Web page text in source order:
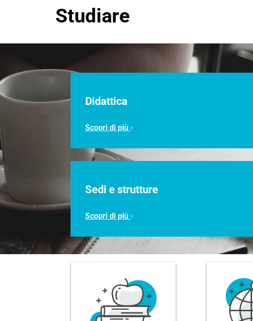
Studiare
Didattica
Scopri di più
Sedi e strutture
Scopri di più